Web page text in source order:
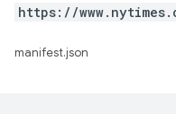
https://
manifest.json